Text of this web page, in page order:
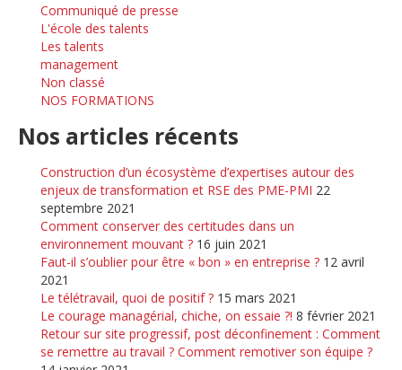
Communiqué de presse
L'école des talents
Les talents
management
Non classé
NOS FORMATIONS
Nos articles récents
Construction d’un écosystème d’expertises autour des
enjeux de transformation et RSE des PME-PMI 22
septembre 2021
Comment conserver des certitudes dans un
environnement mouvant ? 16 juin 2021
Faut-il s’oublier pour être « bon » en entreprise ? 12 avril
2021
Le télétravail, quoi de positif ? 15 mars 2021
Le courage managérial, chiche, on essaie ?! 8 février 2021
Retour sur site progressif, post déconfinement : Comment
se remettre au travail ? Comment remotiver son équipe ?